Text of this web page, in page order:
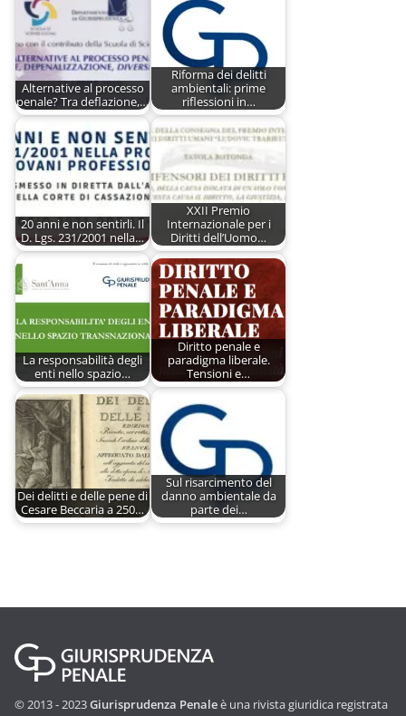
Alternative al processo
penale? Tra deflazione,…
Riforma dei delitti
ambientali: prime
riflessioni in…
20 anni e non sentirli. Il
D. Lgs. 231/2001 nella…
XXII Premio
Internazionale per i
Diritti dell’Uomo…
La responsabilità degli
enti nello spazio…
Diritto penale e
paradigma liberale.
Tensioni e…
Dei delitti e delle pene di
Cesare Beccaria a 250…
Sul risarcimento del
danno ambientale da
parte dei…
© 2013 - 2023Giurisprudenza Penaleè una rivista giuridica registrata